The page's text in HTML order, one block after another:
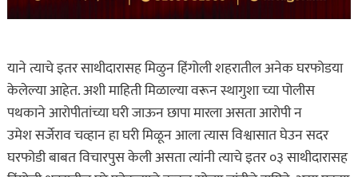
याने त्याचे इतर साथीदारासह मिळुन हिंगोली शहरातील अनेक घरफोडया
केलेल्या आहेत. अशी माहिती मिळाल्या वरून स्थागुशा च्या पोलीस
पथकाने आरोपीतांच्या घरी जाऊन छापा मारला असता आरोपी न
उमेश सर्जेराव चव्हान हा घरी मिळून आला त्यास विश्वासात घेउन सदर
घरफोडी बाबत विचारपुस केली असता त्यांनी त्याचे इतर ०३ साथीदारासह